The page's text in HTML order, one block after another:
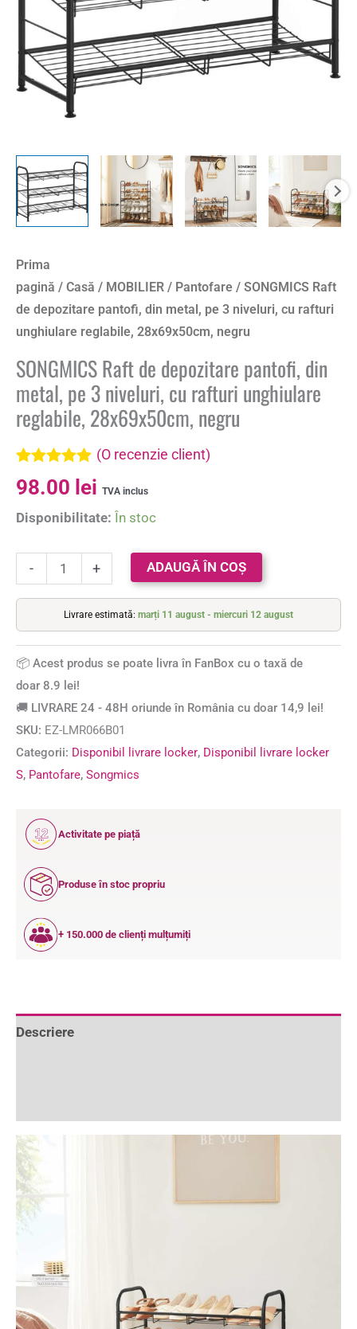
Prima
pagină / Casă / MOBILIER / Pantofare / SONGMICS Raft
de depozitare pantofi, din metal, pe 3 niveluri, cu rafturi
unghiulare reglabile, 28x69x50cm, negru
SONGMICS Raft de depozitare pantofi, din
metal, pe 3 niveluri, cu rafturi unghiulare
reglabile, 28x69x50cm, negru
Evaluat la
5.00din 5 pe
singure
(O recenzie client)
98.00 lei TVA inclus
Disponibilitate: În stoc
-
niveluri,
cu
rafturi
unghiulare
28x69x50cm,
negru
+ ADAUGĂ ÎN COȘ
Livrare estimată: marți 11 august - miercuri 12 august
📦 Acest produs se poate livra în FanBox cu o taxă de
doar 8.9 lei!
🚚 LIVRARE 24 - 48H oriunde în România cu doar 14,9 lei!
SKU: EZ-LMR066B01
Categorii: Disponibil livrare locker, Disponibil livrare locker
S, Pantofare, Songmics
12
ANI
Activitate pe piață
Produse în stoc propriu
+ 150.000 de clienți mulțumiți
Descriere